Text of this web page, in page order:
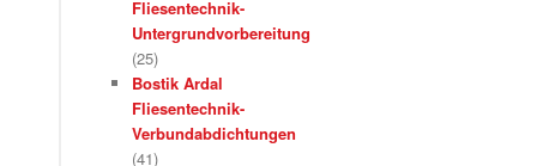
Fliesentechnik-
Untergrundvorbereitung
(25)
Bostik Ardal
Fliesentechnik-
Verbundabdichtungen
(41)